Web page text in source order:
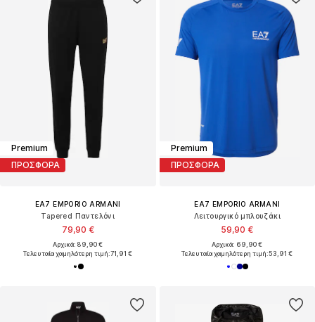
Premium
ΠΡΟΣΦΟΡΑ
EA7 EMPORIO ARMANI
Tapered Παντελόνι
79,90 €
Αρχικά: 89,90 €
Τελευταία χαμηλότερη τιμή:71,91 €
Premium
ΠΡΟΣΦΟΡΑ
EA7 EMPORIO ARMANI
Λειτουργικό μπλουζάκι
59,90 €
Αρχικά: 69,90 €
Τελευταία χαμηλότερη τιμή:53,91 €